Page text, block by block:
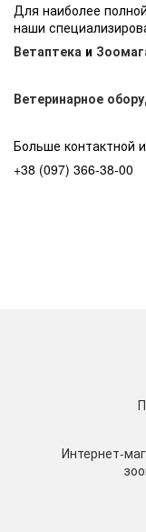
Для наиболее
наши
Ветаптека и
Ветеринарное
Больше контактной
+38 (097) 366-38-00
Интернет-